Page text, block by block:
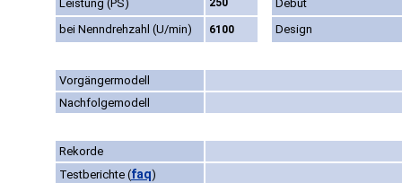
Leistung (PS)
250
Debüt
bei Nenndrehzahl (U/min)
6100 Design
Vorgängermodell
Nachfolgemodell
Rekorde
Testberichte (faq)